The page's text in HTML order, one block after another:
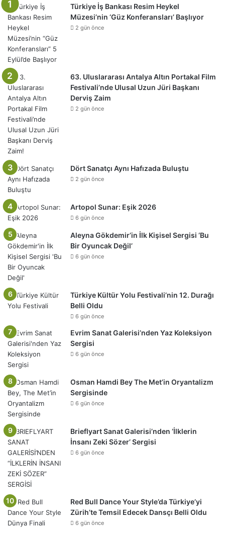
Türkiye İş Bankası Resim Heykel
Müzesi’nin ‘Güz Konferansları’ Başlıyor
2 gün önce
63. Uluslararası Antalya Altın Portakal Film
Festivali’nde Ulusal Uzun Jüri Başkanı
Derviş Zaim
2 gün önce
Dört Sanatçı Aynı Hafızada Buluştu
2 gün önce
Artopol Sunar: Eşik 2026
6 gün önce
Aleyna Gökdemir’in İlk Kişisel Sergisi ‘Bu
Bir Oyuncak Değil’
6 gün önce
Türkiye Kültür Yolu Festivali’nin 12. Durağı
Belli Oldu
6 gün önce
Evrim Sanat Galerisi’nden Yaz Koleksiyon
Sergisi
6 gün önce
Osman Hamdi Bey The Met’in Oryantalizm
Sergisinde
6 gün önce
Brieflyart Sanat Galerisi’nden ‘İlklerin
İnsanı Zeki Sözer’ Sergisi
6 gün önce
Red Bull Dance Your Style’da Türkiye’yi
Zürih’te Temsil Edecek Dansçı Belli Oldu
6 gün önce